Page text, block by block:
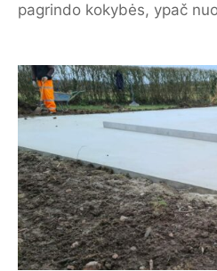
pagrindo kokybės, ypač